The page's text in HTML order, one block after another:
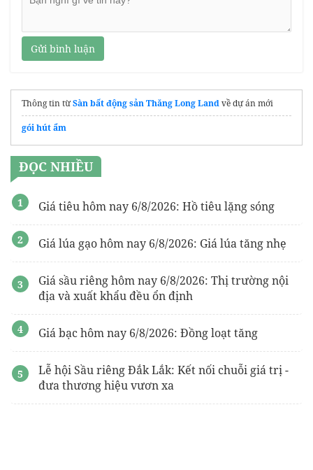
Gửi bình luận
Thông tin từSàn bất động sản Thăng Long Landvề dự án mới
gói hút ẩm
ĐỌC NHIỀU
Giá tiêu hôm nay 6/8/2026: Hồ tiêu lặng sóng
Giá lúa gạo hôm nay 6/8/2026: Giá lúa tăng nhẹ
Giá sầu riêng hôm nay 6/8/2026: Thị trường nội
địa và xuất khẩu đều ổn định
Giá bạc hôm nay 6/8/2026: Đồng loạt tăng
Lễ hội Sầu riêng Đắk Lắk: Kết nối chuỗi giá trị -
đưa thương hiệu vươn xa